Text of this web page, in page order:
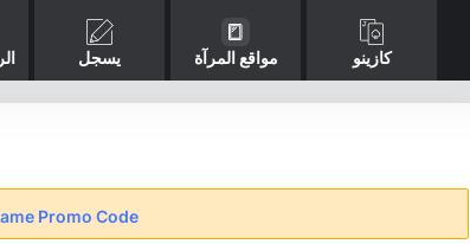
يسجل مواقع المرآة كازينو
Promo Code